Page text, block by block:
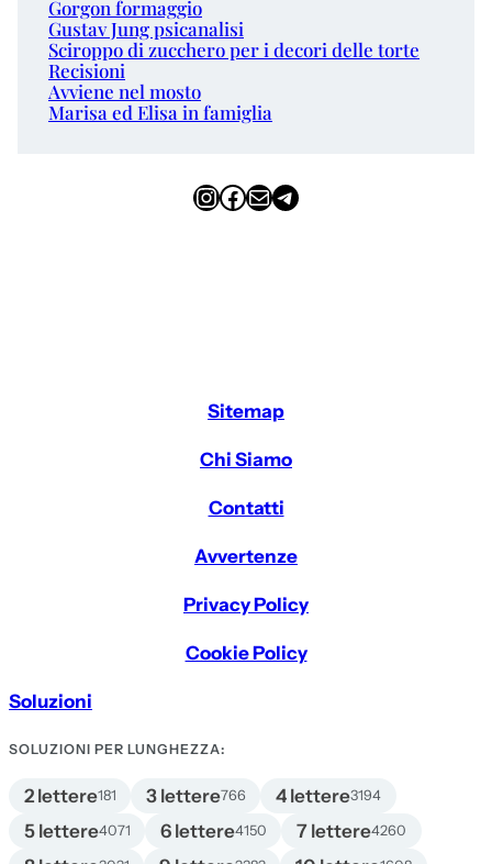
Gorgon formaggio
Gustav Jung psicanalisi
Sciroppo di zucchero per i decori delle torte
Recisioni
Avviene nel mosto
Marisa ed Elisa in famiglia
InstagramFacebook Email Telegram
Sitemap
Chi Siamo
Contatti
Avvertenze
Privacy Policy
Cookie Policy
Soluzioni
SOLUZIONI PER LUNGHEZZA:
2 lettere181 3 lettere766 4 lettere3194
5 lettere4071 6 lettere4150 7 lettere4260